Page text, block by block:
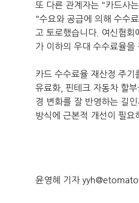
또 다른 관계자는 "카드사
"수요와 공급에 의해 수수
고 토로했습니다. 여신협
가 이하의 우대 수수료율을
카드 수수료율 재산정 주
유료화, 핀테크 자동차 할
경 변화를 잘 반영하는 길
방식에 근본적 개선이 필요
윤영혜 기자